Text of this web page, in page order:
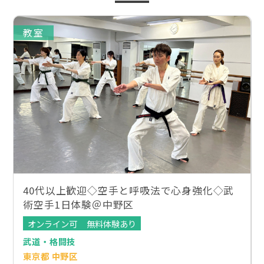
教室
40代以上歓迎◇空手と呼吸法で心身強化◇武
術空手1日体験＠中野区
オンライン可
無料体験あり
武道・格闘技
東京都 中野区